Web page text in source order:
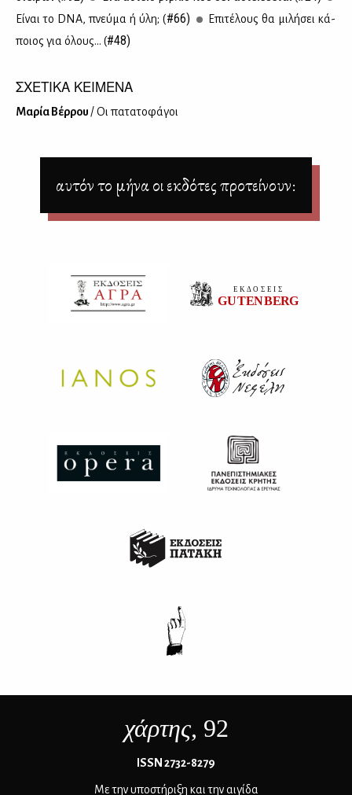
Εί­ναι το DNA, πνεύ­μα ή ύλη; (#66)
Επι­τέ­λους θα μι­λή­σει κά­
ποιος για όλους… (#48)
ΣΧΕΤΙΚΑ ΚΕΙΜΕΝΑ
Μα­ρία Βέρ­ρου / Οι πα­τα­το­φά­γοι
αυτόν το μήνα οι εκδότες προτείνουν:
χάρτης, 92
ΙSSN 2732-8279
Με την υποστήριξη και την αιγίδα